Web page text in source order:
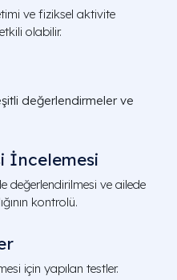
ve fiziksel aktivite
olabilir.
değerlendirmeler ve
İncelemesi
değerlendirilmesi ve ailede
kontrolü.
için yapılan testler.